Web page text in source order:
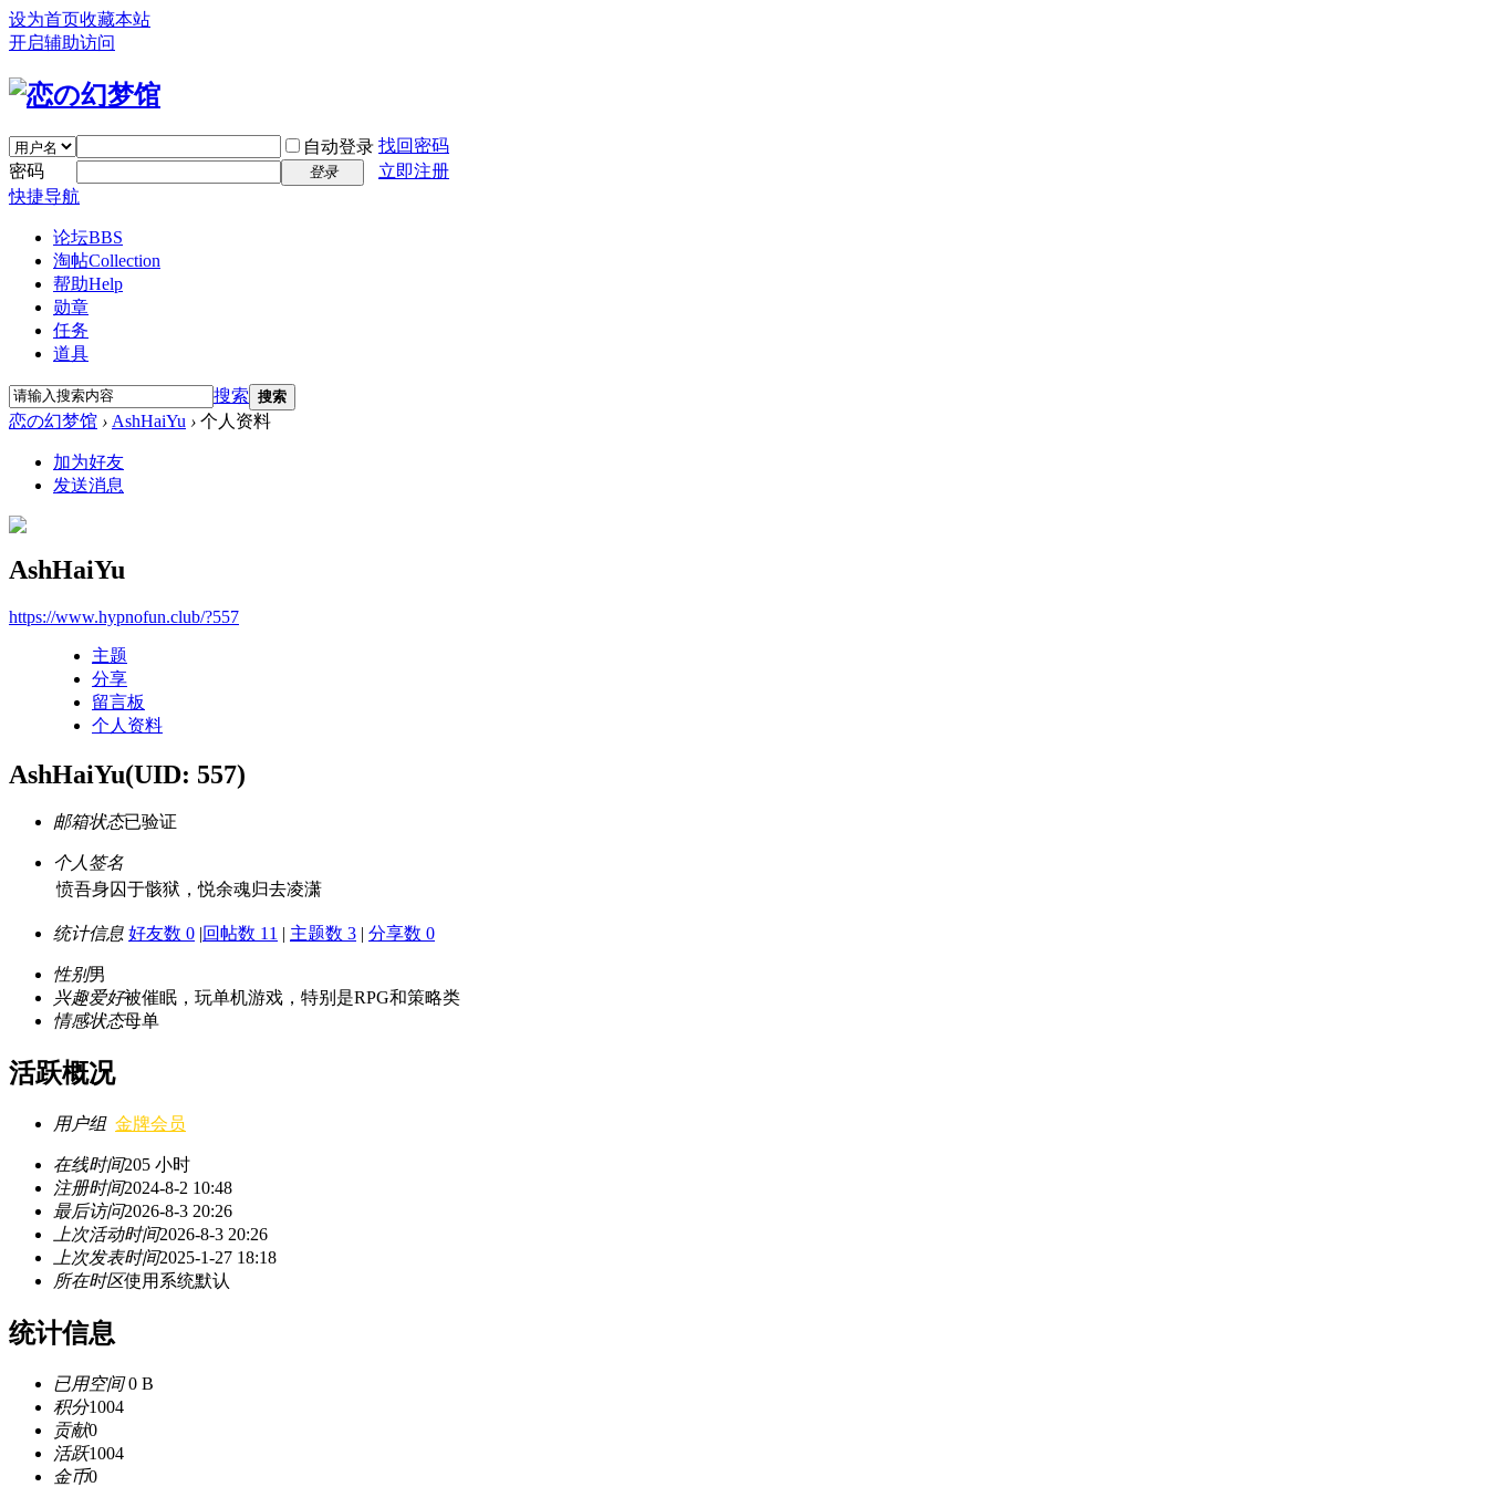
设为首页收藏本站
开启辅助访问
自动登录 找回密码
密码
登录
立即注册
快捷导航
论坛BBS
淘帖Collection
帮助Help
勋章
任务
道具
搜索 搜索
恋の幻梦馆 › AshHaiYu › 个人资料
加为好友
发送消息
AshHaiYu
https://www.hypnofun.club/?557
主题
分享
留言板
个人资料
AshHaiYu(UID: 557)
邮箱状态已验证
个人签名
愤吾身囚于骸狱，悦余魂归去凌潇
统计信息 好友数 0 |回帖数 11 | 主题数 3 | 分享数 0
性别男
兴趣爱好被催眠，玩单机游戏，特别是RPG和策略类
情感状态母单
活跃概况
用户组 金牌会员
在线时间205 小时
注册时间2024-8-2 10:48
最后访问2026-8-3 20:26
上次活动时间2026-8-3 20:26
上次发表时间2025-1-27 18:18
所在时区使用系统默认
统计信息
已用空间0 B
积分1004
贡献0
活跃1004
金币0